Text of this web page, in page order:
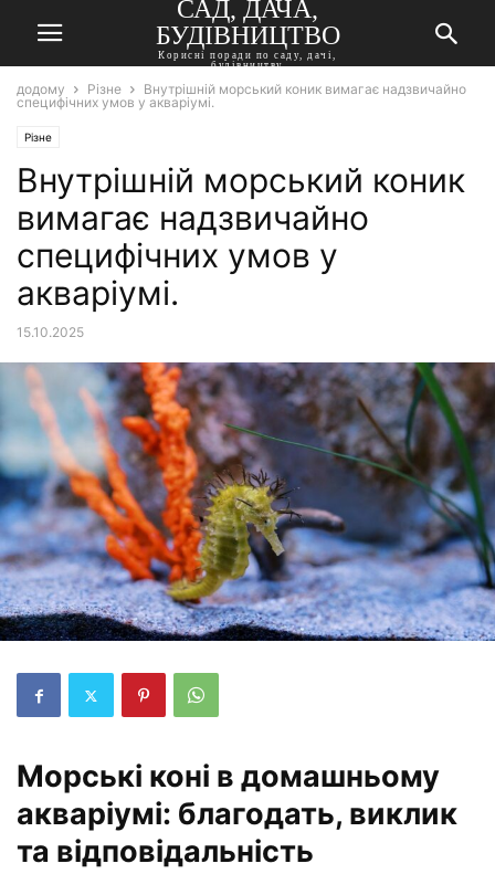
САД, ДАЧА,
БУДІВНИЦТВО
Корисні поради по саду, дачі,
будівництву
додому Різне
Внутрішній морський коник вимагає надзвичайно
специфічних умов у акваріумі.
Різне
Внутрішній морський коник
вимагає надзвичайно
специфічних умов у
акваріумі.
15.10.2025
Морські коні в домашньому
акваріумі: благодать, виклик
та відповідальність